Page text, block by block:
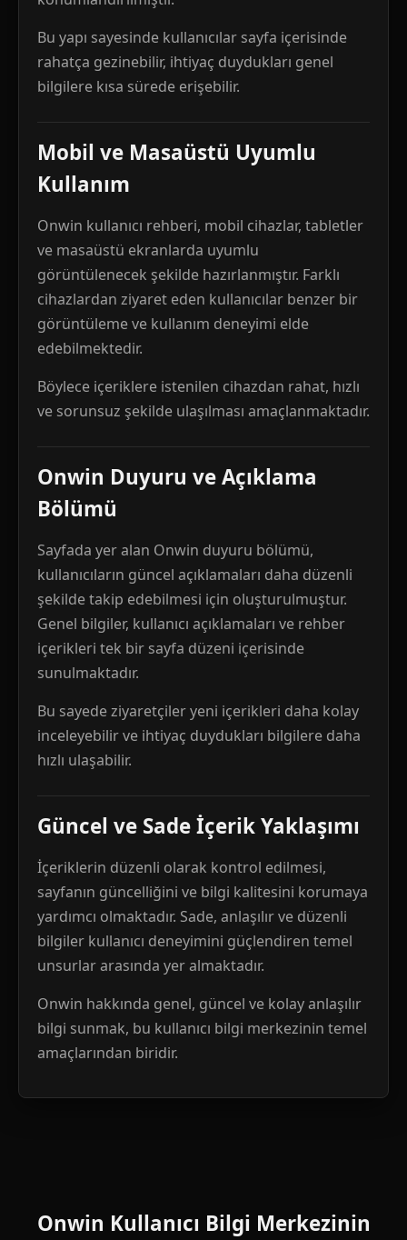
Bu yapı sayesinde kullanıcılar sayfa içerisinde
rahatça gezinebilir, ihtiyaç duydukları genel
bilgilere kısa sürede erişebilir.
Mobil ve Masaüstü Uyumlu
Kullanım
Onwin kullanıcı rehberi, mobil cihazlar, tabletler
ve masaüstü ekranlarda uyumlu
görüntülenecek şekilde hazırlanmıştır. Farklı
cihazlardan ziyaret eden kullanıcılar benzer bir
görüntüleme ve kullanım deneyimi elde
edebilmektedir.
Böylece içeriklere istenilen cihazdan rahat, hızlı
ve sorunsuz şekilde ulaşılması amaçlanmaktadır.
Onwin Duyuru ve Açıklama
Bölümü
Sayfada yer alan Onwin duyuru bölümü,
kullanıcıların güncel açıklamaları daha düzenli
şekilde takip edebilmesi için oluşturulmuştur.
Genel bilgiler, kullanıcı açıklamaları ve rehber
içerikleri tek bir sayfa düzeni içerisinde
sunulmaktadır.
Bu sayede ziyaretçiler yeni içerikleri daha kolay
inceleyebilir ve ihtiyaç duydukları bilgilere daha
hızlı ulaşabilir.
Güncel ve Sade İçerik Yaklaşımı
İçeriklerin düzenli olarak kontrol edilmesi,
sayfanın güncelliğini ve bilgi kalitesini korumaya
yardımcı olmaktadır. Sade, anlaşılır ve düzenli
bilgiler kullanıcı deneyimini güçlendiren temel
unsurlar arasında yer almaktadır.
Onwin hakkında genel, güncel ve kolay anlaşılır
bilgi sunmak, bu kullanıcı bilgi merkezinin temel
amaçlarından biridir.
Onwin Kullanıcı Bilgi Merkezinin